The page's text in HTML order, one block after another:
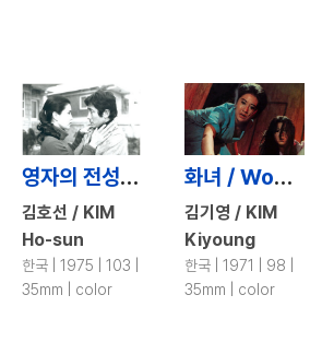
영자의 전성시대 / Yeong-Ja’s Heydays
김호선 / KIM
Ho-sun
한국 | 1975 | 103 |
35mm | color
화녀 / Woman of Fire
김기영 / KIM
Kiyoung
한국 | 1971 | 98 |
35mm | color